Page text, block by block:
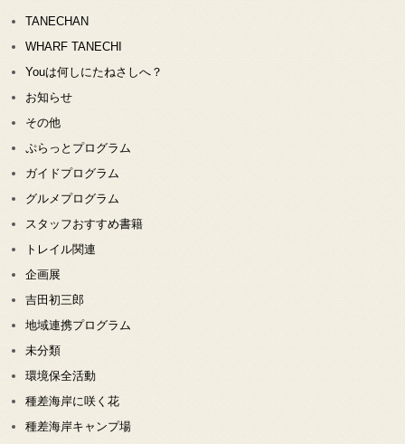
TANECHAN
WHARF TANECHI
Youは何しにたねさしへ？
お知らせ
その他
ぷらっとプログラム
ガイドプログラム
グルメプログラム
スタッフおすすめ書籍
トレイル関連
企画展
吉田初三郎
地域連携プログラム
未分類
環境保全活動
種差海岸に咲く花
種差海岸キャンプ場